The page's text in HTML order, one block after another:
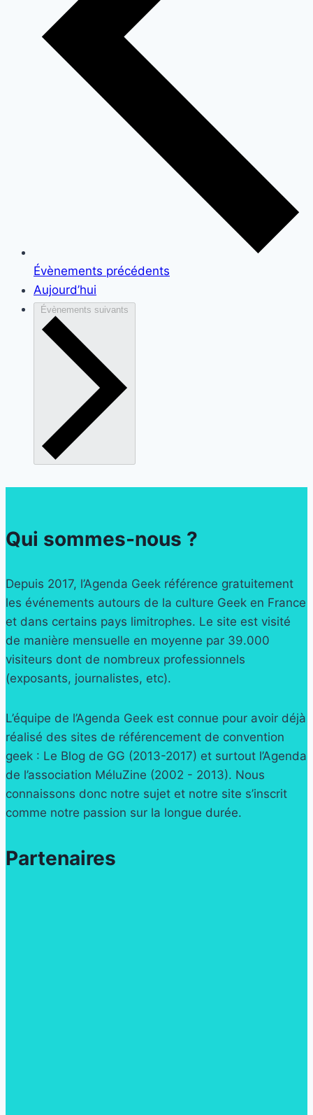
Évènements précédents
Aujourd’hui
Évènements suivants
Qui sommes-nous ?
Depuis 2017, l’Agenda Geek référence gratuitement
les événements autours de la culture Geek en France
et dans certains pays limitrophes. Le site est visité
de manière mensuelle en moyenne par 39.000
visiteurs dont de nombreux professionnels
(exposants, journalistes, etc).
L’équipe de l’Agenda Geek est connue pour avoir déjà
réalisé des sites de référencement de convention
geek : Le Blog de GG (2013-2017) et surtout l’Agenda
de l’association MéluZine (2002 - 2013). Nous
connaissons donc notre sujet et notre site s’inscrit
comme notre passion sur la longue durée.
Partenaires